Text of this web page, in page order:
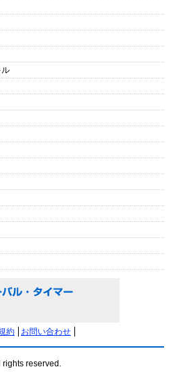
約 お問い合わせ
rights reserved.